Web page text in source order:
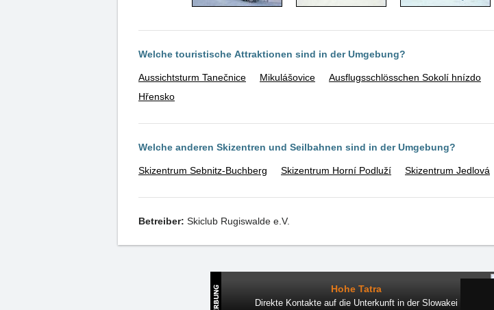
Welche touristische Attraktionen sind in der Umgebung?
Aussichtsturm Tanečnice Mikulášovice Ausflugsschlösschen Sokolí hnízdo
Hřensko
Welche anderen Skizentren und Seilbahnen sind in der Umgebung?
Skizentrum Sebnitz-Buchberg Skizentrum Horní Podluží Skizentrum Jedlová
Betreiber: Skiclub Rugiswalde e.V.
Hohe Tatra
Direkte Kontakte auf die Unterkunft in der Slowakei